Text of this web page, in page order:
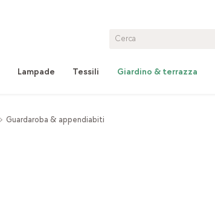
Lampade Tessili Giardino & terrazza
Guardaroba & appendiabiti